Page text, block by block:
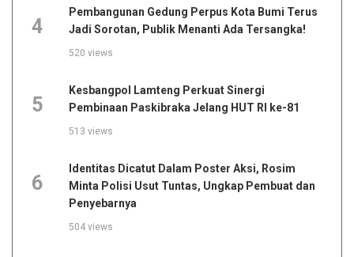
4
Pembangunan Gedung Perpus Kota Bumi Terus
Jadi Sorotan, Publik Menanti Ada Tersangka!
520 views
5
Kesbangpol Lamteng Perkuat Sinergi
Pembinaan Paskibraka Jelang HUT RI ke-81
513 views
6
Identitas Dicatut Dalam Poster Aksi, Rosim
Minta Polisi Usut Tuntas, Ungkap Pembuat dan
Penyebarnya
504 views